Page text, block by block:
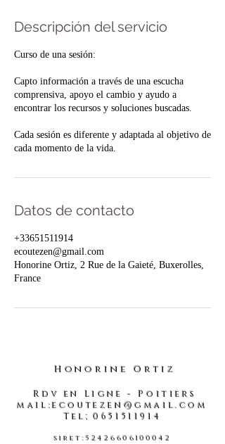
Descripción del servicio
Curso de una sesión:
Capto información a través de una escucha
comprensiva, apoyo el cambio y ayudo a
encontrar los recursos y soluciones buscadas.
Cada sesión es diferente y adaptada al objetivo de
cada momento de la vida.
Datos de contacto
+33651511914
ecoutezen@gmail.com
Honorine Ortiz, 2 Rue de la Gaieté, Buxerolles,
France
Honorine Ortiz
Rdv en Ligne - Poitiers
mail:ecoutezen@gmail.com
Tel;0651511914
siret:52426606100042